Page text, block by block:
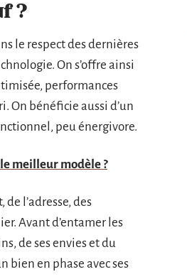
?
le respect des dernières
On s’offre ainsi
performances
On bénéficie aussi d’un
peu énergivore.
meilleur modèle ?
l’adresse, des
Avant d’entamer les
de ses envies et du
bien en phase avec ses